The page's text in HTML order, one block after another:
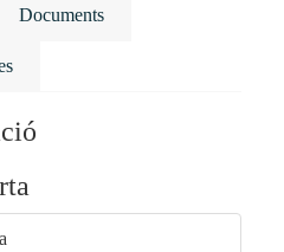
Documents